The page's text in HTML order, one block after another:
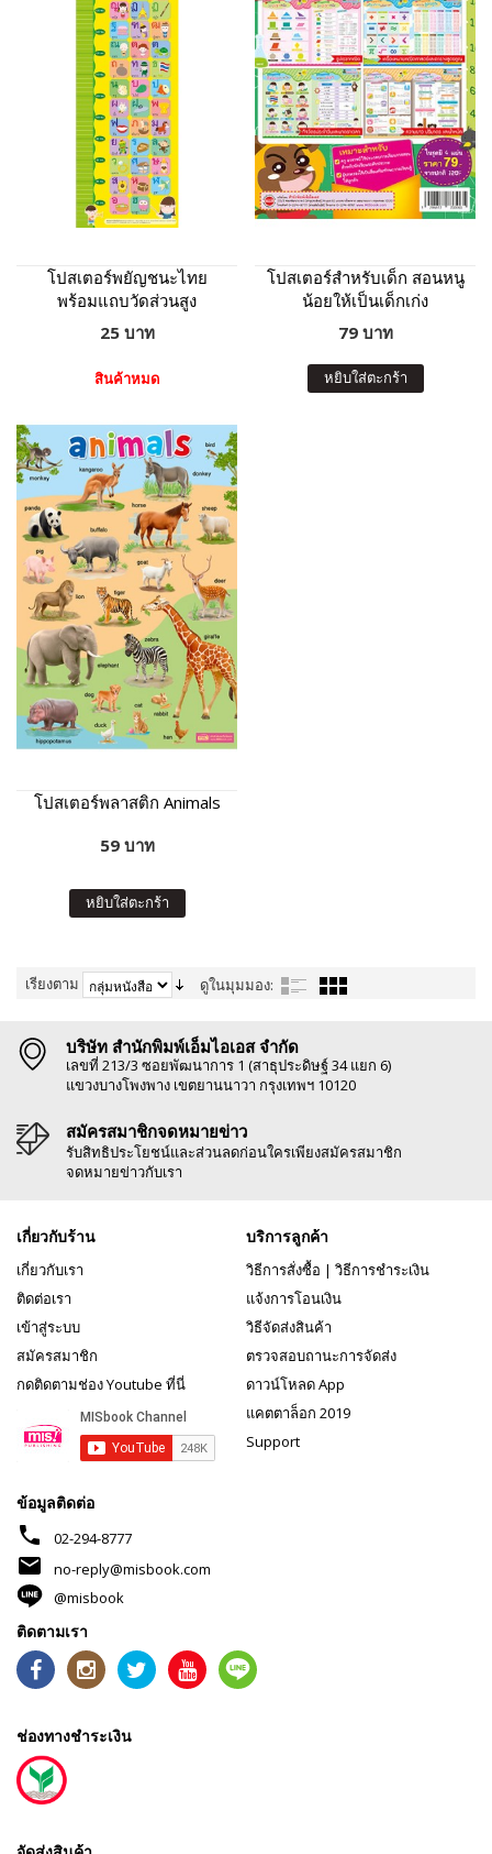
โปสเตอร์พยัญชนะไทย
พร้อมแถบวัดส่วนสูง
25 บาท
สินค้าหมด
โปสเตอร์สำหรับเด็ก สอนหนู
น้อยให้เป็นเด็กเก่ง
คณิตศาสตร์
79 บาท
หยิบใส่ตะกร้า
โปสเตอร์พลาสติก Animals
59 บาท
หยิบใส่ตะกร้า
เรียงตาม ดูในมุมมอง:
บริษัท สำนักพิมพ์เอ็มไอเอส จำกัด
เลขที่ 213/3 ซอยพัฒนาการ 1 (สาธุประดิษฐ์ 34 แยก 6)
แขวงบางโพงพาง เขตยานนาวา กรุงเทพฯ 10120
สมัครสมาชิกจดหมายข่าว
รับสิทธิประโยชน์และส่วนลดก่อนใครเพียงสมัครสมาชิก
จดหมายข่าวกับเรา
เกี่ยวกับร้าน
เกี่ยวกับเรา
ติดต่อเรา
เข้าสู่ระบบ
สมัครสมาชิก
กดติดตามช่อง Youtube ที่นี่
บริการลูกค้า
วิธีการสั่งซื้อ | วิธีการชำระเงิน
แจ้งการโอนเงิน
วิธีจัดส่งสินค้า
ตรวจสอบถานะการจัดส่ง
ดาวน์โหลด App
แคตตาล็อก 2019
Support
ข้อมูลติดต่อ
phone 02-294-8777
mail
no-reply@misbook.com
@misbook
ติดตามเรา
ช่องทางชำระเงิน